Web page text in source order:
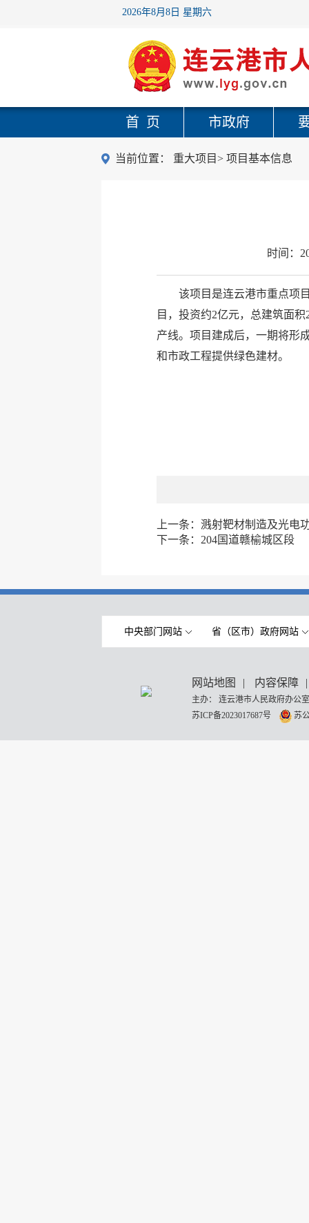
2026年8月8日 星期六
首 页 市政府
当前位置： 重大项目> 项目基本信息
时间：
该项目是连云港市重点项
目，投资约2亿元，总建筑面
产线。项目建成后，一期将形
和市政工程提供绿色建材。
上一条： 溅射靶材制造及光电
下一条： 204国道赣榆城区段
中央部门网站 省（区市）政府网站
网站地图 | 内容保障 |
主办： 连云港市人民政府办
苏ICP备2023017687号
苏